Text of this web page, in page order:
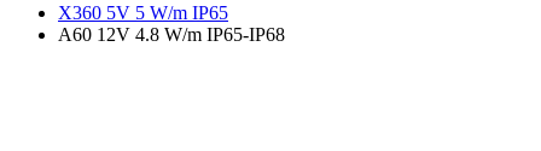
X360 5V 5 W/m IP65
A60 12V 4.8 W/m IP65-IP68